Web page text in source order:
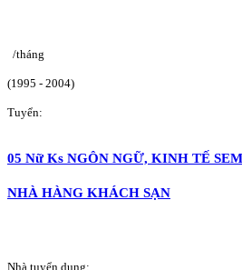
/tháng
(1995 - 2004)
Tuyển:
05 Nữ Ks NGÔN NGỮ, KINH TẾ
NHÀ HÀNG KHÁCH SẠN
Nhà tuyển dụng: